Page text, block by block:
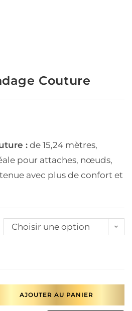
Couture
: de 15,24 mètres,
pour attaches, nœuds,
avec plus de confort et
Choisir une option
AJOUTER AU PANIER